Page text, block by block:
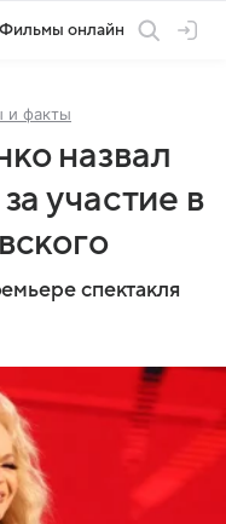
Фильмы онлайн
и факты
назвал
участие в
спектакля